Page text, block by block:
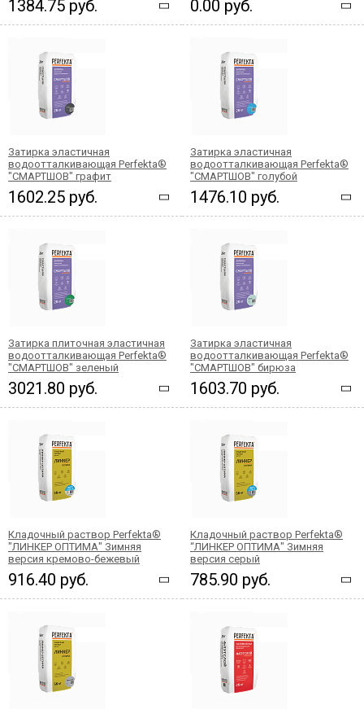
1384.75 руб. 0.00 руб.
Затирка эластичная
водоотталкивающая Perfekta®
"СМАРТШОВ" графит
1602.25 руб.
Затирка эластичная
водоотталкивающая Perfekta®
"СМАРТШОВ" голубой
1476.10 руб.
Затирка плиточная эластичная
водоотталкивающая Perfekta®
"СМАРТШОВ" зеленый
3021.80 руб.
Затирка эластичная
водоотталкивающая Perfekta®
"СМАРТШОВ" бирюза
1603.70 руб.
Кладочный раствор Perfekta®
"ЛИНКЕР ОПТИМА" Зимняя
версия кремово-бежевый
916.40 руб.
Кладочный раствор Perfekta®
“ЛИНКЕР ОПТИМА" Зимняя
версия серый
785.90 руб.